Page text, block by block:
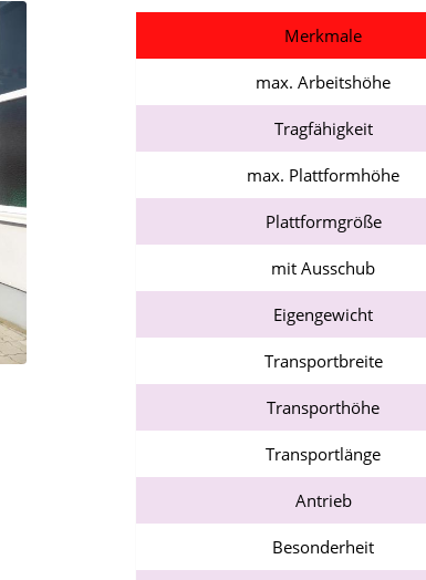
Merkmale
max. Arbeitshöhe
Tragfähigkeit
max. Plattformhöhe
Plattformgröße
mit Ausschub
Eigengewicht
Transportbreite
Transporthöhe
Transportlänge
Antrieb
Besonderheit